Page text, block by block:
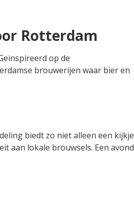
Rotterdam
op de
brouwerijen waar bier en
biedt zo niet alleen een kijkje
aan lokale brouwsels. Een avond